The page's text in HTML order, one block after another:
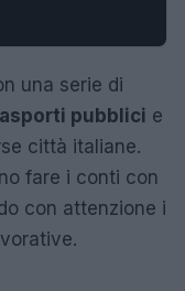
una serie di
pubblici e
città italiane.
fare i conti con
con attenzione i